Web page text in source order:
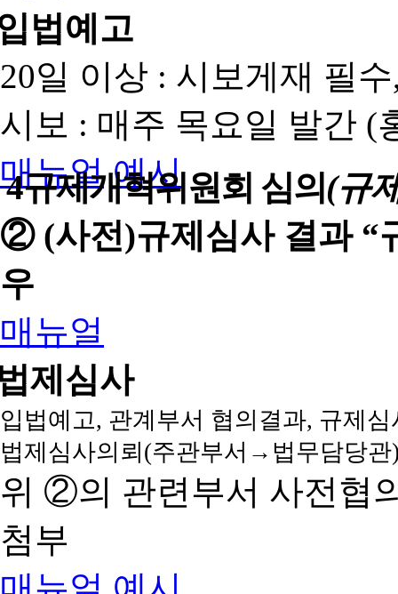
법예고
20일 이상 : 시보게재 필
시보 : 매주 목요일 발간 (
매뉴얼 예시
4규제개혁위원회 심의(규
② (사전)규제심사 결과 “
우
매뉴얼
제심사
입법예고, 관계부서 협의결과, 규제
법제심사의뢰(주관부서→법무담당
위 ②의 관련부서 사전협
첨부